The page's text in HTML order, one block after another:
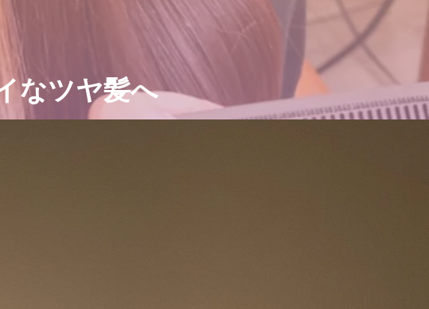
なツヤ髪へ
。もちろん良い方向に。
までも愛されて楽しい人生を送ってみ